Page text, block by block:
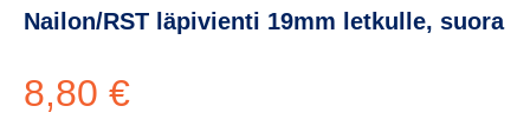
Nailon/RST läpivienti 19mm letkulle, suora
8,80 €